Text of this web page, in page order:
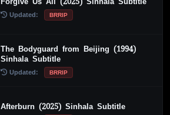
Updated: BRRIP
The Bodyguard from Beijing (1994)
Sinhala Subtitle
Updated: BRRIP
Afterburn (2025) Sinhala Subtitle